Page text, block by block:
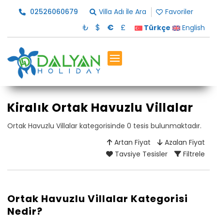
02526060679 Villa Adı İle Ara Favoriler
₺ $ € £ Türkçe English
Kiralık Ortak Havuzlu Villalar
Ortak Havuzlu Villalar kategorisinde 0 tesis bulunmaktadır.
Artan Fiyat
Azalan Fiyat
Tavsiye Tesisler
Filtrele
Ortak Havuzlu Villalar Kategorisi
Nedir?